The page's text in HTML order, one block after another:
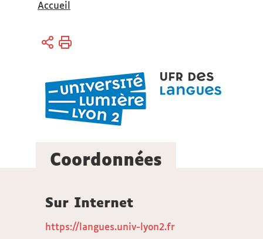
Vous
ici :
Accueil
Coordonnées
Sur Internet
https://langues.univ-lyon2.fr